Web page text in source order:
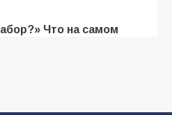
Что на самом